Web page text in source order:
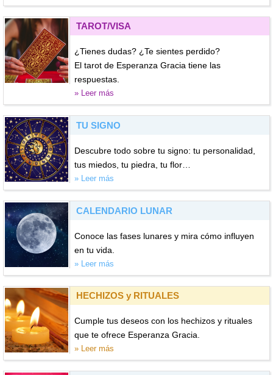
TAROT/VISA
¿Tienes dudas? ¿Te sientes perdido?
El tarot de Esperanza Gracia tiene las
respuestas.
» Leer más
TU SIGNO
Descubre todo sobre tu signo: tu personalidad,
tus miedos, tu piedra, tu flor…
» Leer más
CALENDARIO LUNAR
Conoce las fases lunares y mira cómo influyen
en tu vida.
» Leer más
HECHIZOS y RITUALES
Cumple tus deseos con los hechizos y rituales
que te ofrece Esperanza Gracia.
» Leer más